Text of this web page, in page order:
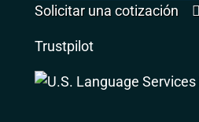
Solicitar una cotización
Trustpilot